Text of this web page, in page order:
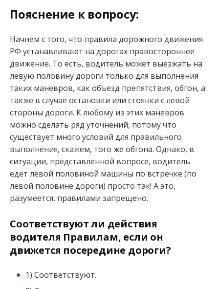
Пояснение к вопросу:
Начнем с того, что правила дорожного движения
РФ устанавливают на дорогах правостороннее
движение. То есть, водитель может выезжать на
левую половину дороги только для выполнения
таких маневров, как объезд препятствия, обгон, а
также в случае остановки или стоянки с левой
стороны дороги. К любому из этих маневров
можно сделать ряд уточнений, потому что
существует много условий для правильного
выполнения, скажем, того же обгона. Однако, в
ситуации, представленной вопросе, водитель
едет левой половиной машины по встречке (по
левой половине дороги) просто так! А это,
разумеется, правилами запрещено.
Соответствуют ли действия
водителя Правилам, если он
движется посередине дороги?
1) Соответствуют.